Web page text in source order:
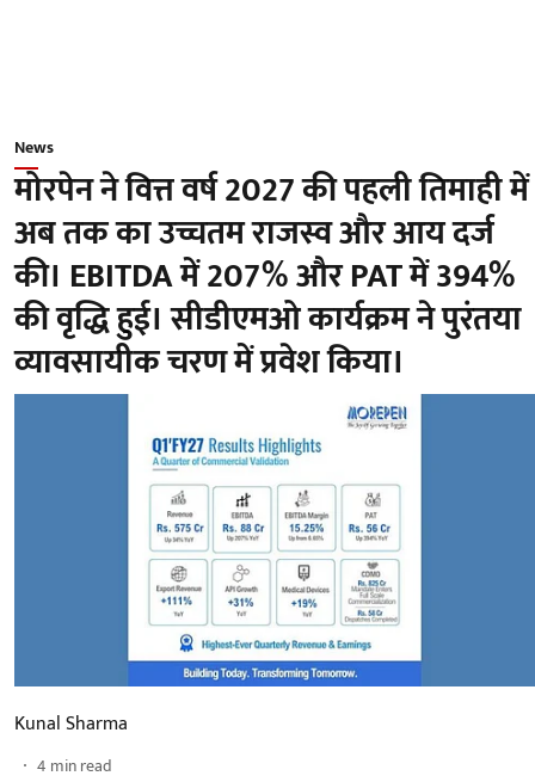
News
मोरपेन ने वित्त वर्ष 2027 की पहली तिमाही में
अब तक का उच्चतम राजस्व और आय दर्ज
की। EBITDA में 207% और PAT में 394%
की वृद्धि हुई। सीडीएमओ कार्यक्रम ने पुरंतया
व्यावसायीक चरण में प्रवेश किया।
Kunal Sharma
4 min read